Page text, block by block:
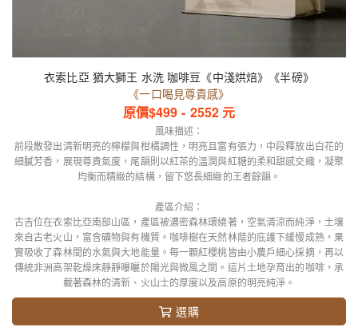
衣索比亞 猶大獅王 水洗 咖啡豆《中淺烘焙》《半磅》
《一口喝見尊貴感》
原價$499 - 2552 元
風味描述：
前段散發出清新明亮的檸檬與柑橘調性，明亮且富有張力，中段釋放出白花的
細膩芳香，展現尊貴氣度，尾韻則以紅茶的溫潤與紅糖的柔和甜感交織，凝聚
均衡而精緻的結構，留下悠長細緻的王者餘韻。
產區介紹：
古吉位在衣索比亞南部山區，產區被濃密森林環繞著，空氣清涼而純淨，土壤
來自古老火山，富含礦物與有機質。咖啡樹在天然林蔭的庇護下緩慢成熟，果
實吸收了森林間的水氣與大地能量。每一顆紅櫻桃皆由小農戶細心採摘，再以
傳統非洲高架乾燥床靜靜曝曬於陽光與微風之間。這片土地孕育出的咖啡，承
載著森林的清新、火山士的厚度以及高原的明亮純淨。
選購